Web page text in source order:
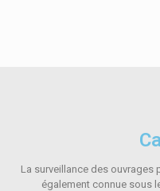
La surveillance des ouvrages
également connue sous